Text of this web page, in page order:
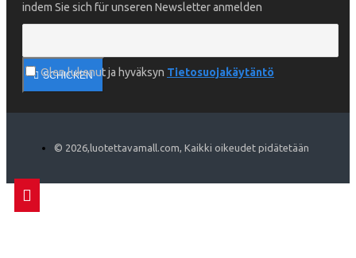
indem Sie sich für unseren Newsletter anmelden
SCHICKEN
Olen lukenut ja hyväksyn Tietosuojakäytäntö
© 2026,luotettavamall.com, Kaikki oikeudet pidätetään